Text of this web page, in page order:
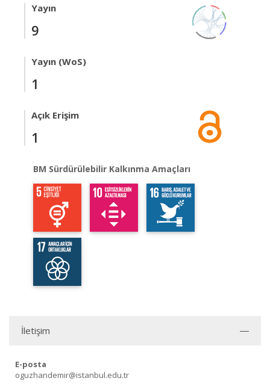
Yayın
9
Yayın (WoS)
1
Açık Erişim
1
BM Sürdürülebilir Kalkınma Amaçları
İletişim
E-posta
oguzhandemir@istanbul.edu.tr